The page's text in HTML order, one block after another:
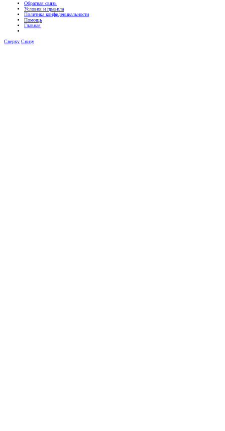
Обратная связь
Условия и правила
Политика конфиденциальности
Помощь
Главная
Сверху Снизу